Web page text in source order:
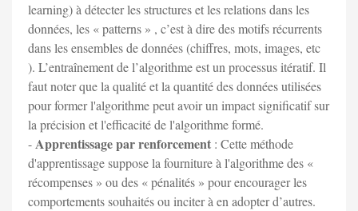
learning) à détecter les structures et les relations dans les
données, les « patterns » , c’est à dire des motifs récurrents
dans les ensembles de données (chiffres, mots, images, etc
). L’entraînement de l’algorithme est un processus itératif. Il
faut noter que la qualité et la quantité des données utilisées
pour former l'algorithme peut avoir un impact significatif sur
la précision et l'efficacité de l'algorithme formé.
-Apprentissage par renforcement : Cette méthode
d'apprentissage suppose la fourniture à l'algorithme des «
récompenses » ou des « pénalités » pour encourager les
comportements souhaités ou inciter à en adopter d’autres.